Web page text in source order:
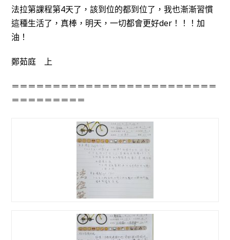
法拉第課程第4天了，該到位的都到位了，我也漸漸習慣
這種生活了，真棒，明天，一切都會更好der！！！加
油！
鄭茹庭 上
＝＝＝＝＝＝＝＝＝＝＝＝＝＝＝＝＝＝＝＝＝＝＝＝＝
＝＝＝＝＝＝＝＝＝